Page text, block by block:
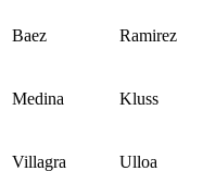
Baez Ramirez
Medina Kluss
Villagra Ulloa